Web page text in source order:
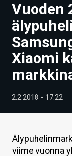
UUTISET
ARTIKKELIT
VIDEOT
TECHBBS
TIETOA
KAUPPA
Vuoden
Xiaomi
2.2.2018 - 17:22
viime vuonna